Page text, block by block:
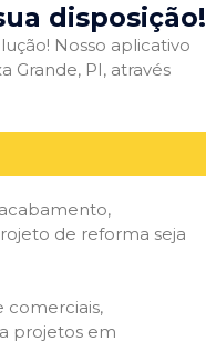
disposição!
Nosso aplicativo
Grande, PI, através
de reforma seja
comerciais,
projetos em